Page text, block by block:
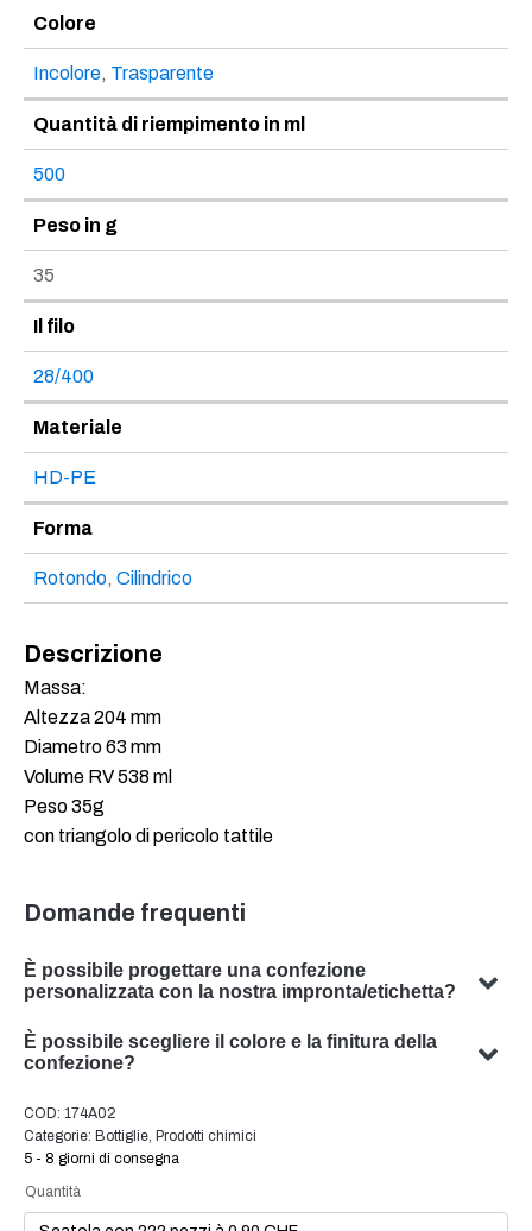
Colore
Incolore, Trasparente
Quantità di riempimento in ml
500
Peso in g
35
Il filo
28/400
Materiale
HD-PE
Forma
Rotondo, Cilindrico
Descrizione
Massa:
Altezza 204 mm
Diametro 63 mm
Volume RV 538 ml
Peso 35g
con triangolo di pericolo tattile
Domande frequenti
È possibile progettare una confezione
personalizzata con la nostra impronta/etichetta?
vostro soggetto. Il nostro team è specializzato nello
soddisfare le vostre esigenze specifiche.
È possibile scegliere il colore e la finitura della
confezione?
dell'imballaggio. Il nostro team sarà lieto di consigliarvi il
colore e la finitura ottimali per l'imballaggio del vostro
prodotto.
COD: 174A02
Categorie: Bottiglie, Prodotti chimici
5 - 8 giorni di consegna
Quantità